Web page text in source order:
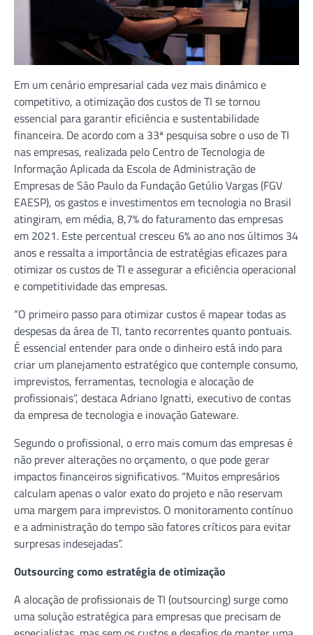
Em um cenário empresarial cada vez mais dinâmico e
competitivo, a otimização dos custos de TI se tornou
essencial para garantir eficiência e sustentabilidade
financeira. De acordo com a 33ª pesquisa sobre o uso de TI
nas empresas, realizada pelo Centro de Tecnologia de
Informação Aplicada da Escola de Administração de
Empresas de São Paulo da Fundação Getúlio Vargas (FGV
EAESP), os gastos e investimentos em tecnologia no Brasil
atingiram, em média, 8,7% do faturamento das empresas
em 2021. Este percentual cresceu 6% ao ano nos últimos 34
anos e ressalta a importância de estratégias eficazes para
otimizar os custos de TI e assegurar a eficiência operacional
e competitividade das empresas.
“O primeiro passo para otimizar custos é mapear todas as
despesas da área de TI, tanto recorrentes quanto pontuais.
É essencial entender para onde o dinheiro está indo para
criar um planejamento estratégico que contemple consumo,
imprevistos, ferramentas, tecnologia e alocação de
profissionais”, destaca Adriano Ignatti, executivo de contas
da empresa de tecnologia e inovação Gateware.
Segundo o profissional, o erro mais comum das empresas é
não prever alterações no orçamento, o que pode gerar
impactos financeiros significativos. “Muitos empresários
calculam apenas o valor exato do projeto e não reservam
uma margem para imprevistos. O monitoramento contínuo
e a administração do tempo são fatores críticos para evitar
surpresas indesejadas”.
Outsourcing como estratégia de otimização
A alocação de profissionais de TI (outsourcing) surge como
uma solução estratégica para empresas que precisam de